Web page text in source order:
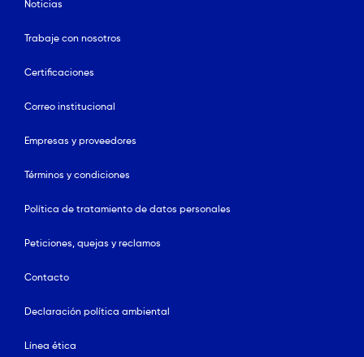
Noticias
Trabaje con nosotros
Certificaciones
Correo institucional
Empresas y proveedores
Términos y condiciones
Política de tratamiento de datos personales
Peticiones, quejas y reclamos
Contacto
Declaración política ambiental
Línea ética